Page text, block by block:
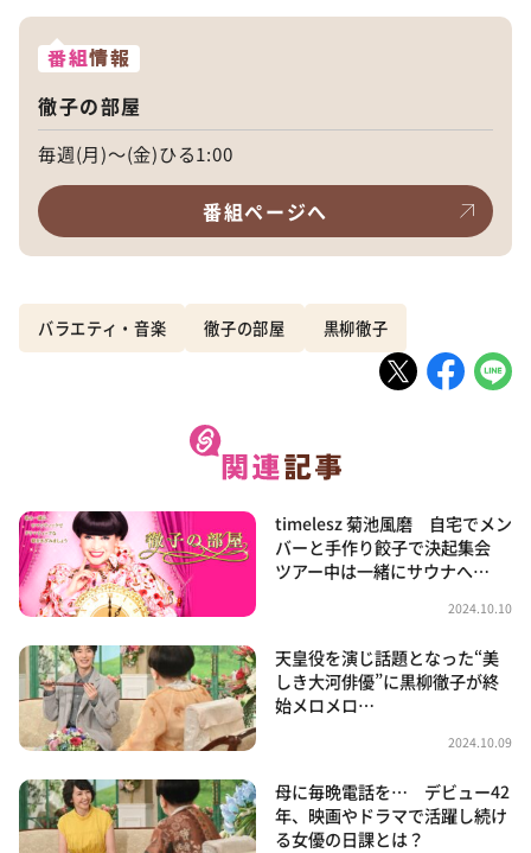
番組情報
徹子の部屋
毎週(月)～(金)ひる1:00
番組ページへ
バラエティ・音楽 徹子の部屋 黒柳徹子
timelesz 菊池風磨 自宅でメン
バーと手作り餃子で決起集会
ツアー中は一緒にサウナへ…
2024.10.10
天皇役を演じ話題となった“美
しき大河俳優”に黒柳徹子が終
始メロメロ…
2024.10.09
母に毎晩電話を… デビュー42
年、映画やドラマで活躍し続け
る女優の日課とは？